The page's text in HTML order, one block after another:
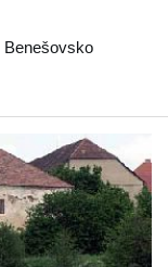
Benešovsko